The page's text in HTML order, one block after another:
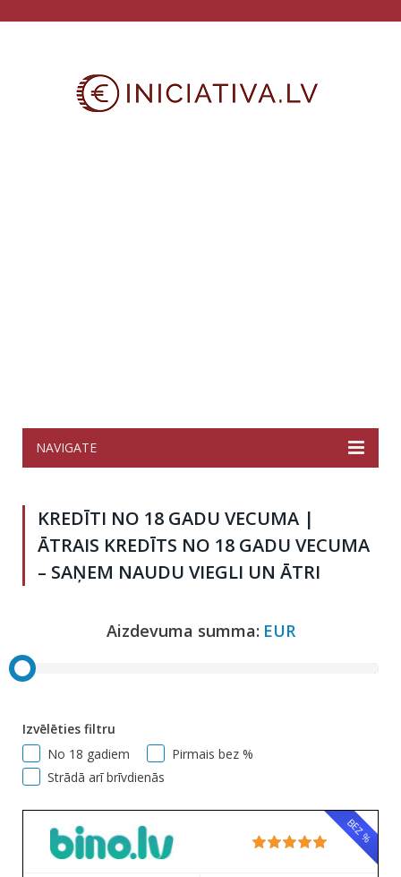
NAVIGATE
KREDĪTI NO 18 GADU VECUMA |
ĀTRAIS KREDĪTS NO 18 GADU VECUMA
– SAŅEM NAUDU VIEGLI UN ĀTRI
Aizdevuma summa: EUR
Izvēlēties filtru
No 18 gadiem
Pirmais bez %
Strādā arī brīvdienās
BEZ %